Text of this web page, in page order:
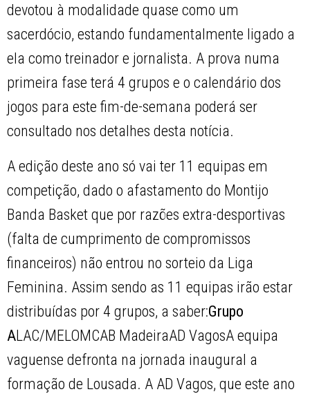
devotou à modalidade quase como um
sacerdócio, estando fundamentalmente ligado a
ela como treinador e jornalista. A prova numa
primeira fase terá 4 grupos e o calendário dos
jogos para este fim-de-semana poderá ser
consultado nos detalhes desta notícia.
A edição deste ano só vai ter 11 equipas em
competição, dado o afastamento do Montijo
Banda Basket que por razões extra-desportivas
(falta de cumprimento de compromissos
financeiros) não entrou no sorteio da Liga
Feminina. Assim sendo as 11 equipas irão estar
distribuídas por 4 grupos, a saber:Grupo
ALAC/MELOMCAB MadeiraAD VagosA equipa
vaguense defronta na jornada inaugural a
formação de Lousada. A AD Vagos, que este ano